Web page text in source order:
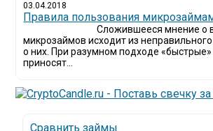
03.04.2018
​Правила пользования
Сложившееся мнение о
микрозаймов исходит из
о них. При разумном подходе «быстрые»
приносят...
Сравнить займы